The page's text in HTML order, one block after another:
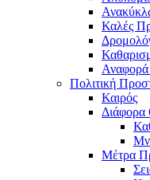
Καλές
Αναφορά
Πολιτική
Καιρός
Διάφορα
Μέτρα